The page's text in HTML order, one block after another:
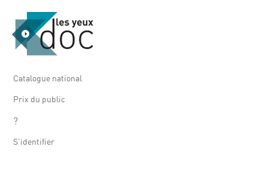
Catalogue national
Prix du public
?
S'identifier